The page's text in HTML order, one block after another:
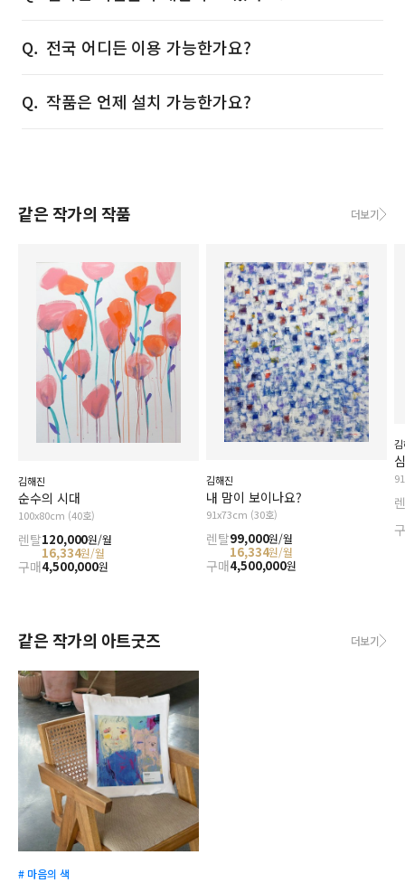
전국 어디든 이용 가능한가요?
작품은 언제 설치 가능한가요?
같은 작가의 작품 더보기
김해진
순수의 시대
100x80cm (40호)
렌탈120,000원/월
16,334원/월
구매4,500,000원
김해진
내 맘이 보이나요?
91x73cm (30호)
렌탈99,000원/월
16,334원/월
구매4,500,000원
같은 작가의 아트굿즈 더보기
# 마음의 색